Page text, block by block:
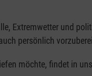
Extremwetter und
persönlich
möchte, findet in